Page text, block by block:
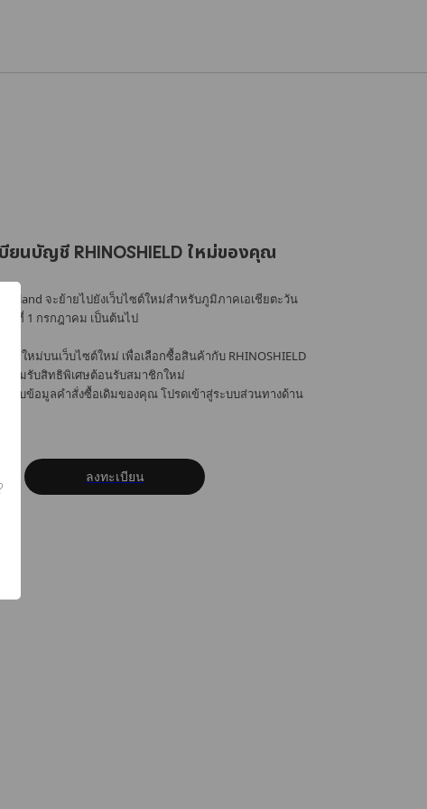
ยนบัญชี RHINOSHIELD ใหม่ของคุณ
Thailand จะย้ายไปยังเว็บไซต์ใหม่สำหรับภูมิภาคเอเชียตะวัน
วันที่ 1 กรกฎาคม เป็นต้นไป
ญชีใหม่บนเว็บไซต์ใหม่ เพื่อเลือกซื้อสินค้ากับ RHINOSHIELD
พร้อมรับสิทธิพิเศษต้อนรับสมาชิกใหม่
จสอบข้อมูลคำสั่งซื้อเดิมของคุณ โปรดเข้าสู่ระบบส่วนทางด้าน